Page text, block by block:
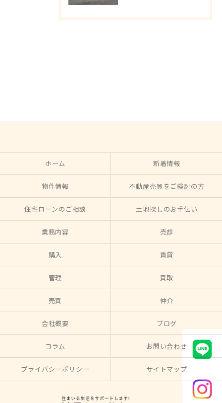
ホーム 新着情報
物件情報 不動産売買をご検討の方
住宅ローンのご相談 土地探しのお手伝い
業務内容 売却
購入 賃貸
管理 買取
売買 仲介
会社概要 ブログ
コラム お問い合わせ
プライバシーポリシー サイトマップ